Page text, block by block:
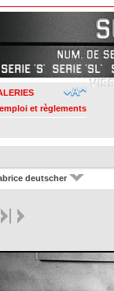
et règlements
deutscher